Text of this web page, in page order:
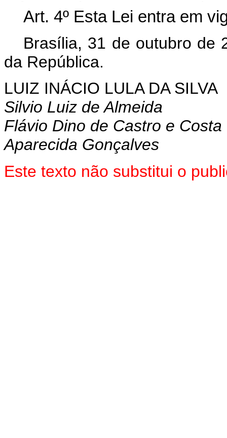
Art. 4º Esta Lei entra em
Brasília, 31 de outubro de
da República.
LUIZ INÁCIO LULA DA SILVA
Silvio Luiz de Almeida
Flávio Dino de Castro e Costa
Aparecida Gonçalves
Este texto não substitui o